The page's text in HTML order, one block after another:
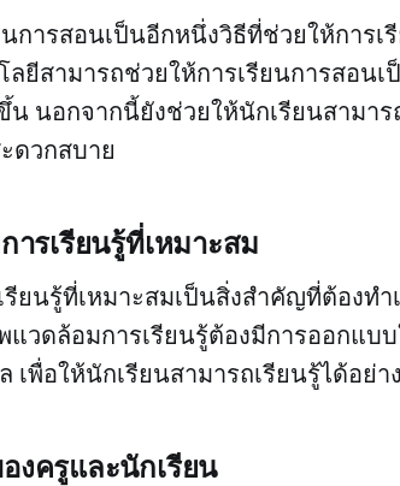
การสอนเป็นอีกหนึ่งวิธีที่ช่วยให้การเ
ยีสามารถช่วยให้การเรียนการสอนเ
นอกจากนี้ยังช่วยให้นักเรียนสามาร
ดวกสบาย
รเรียนรู้ที่เหมาะสม
ยนรู้ที่เหมาะสมเป็นสิ่งสำคัญที่ต้องทำ
วดล้อมการเรียนรู้ต้องมีการออกแบ
เพื่อให้นักเรียนสามารถเรียนรู้ได้อย่
ครูและนักเรียน